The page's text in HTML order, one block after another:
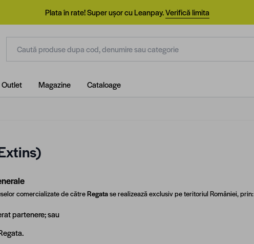
Plata în rate! Super ușor cu Leanpay.Verifică limita
Outlet Magazine Cataloage
comercializate de cătreRegatase realizează exclusiv pe teritoriul României, prin:
partenere; sau